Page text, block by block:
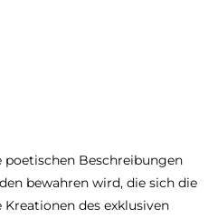
Beschreibungen
bewahren wird, die sich die
des exklusiven